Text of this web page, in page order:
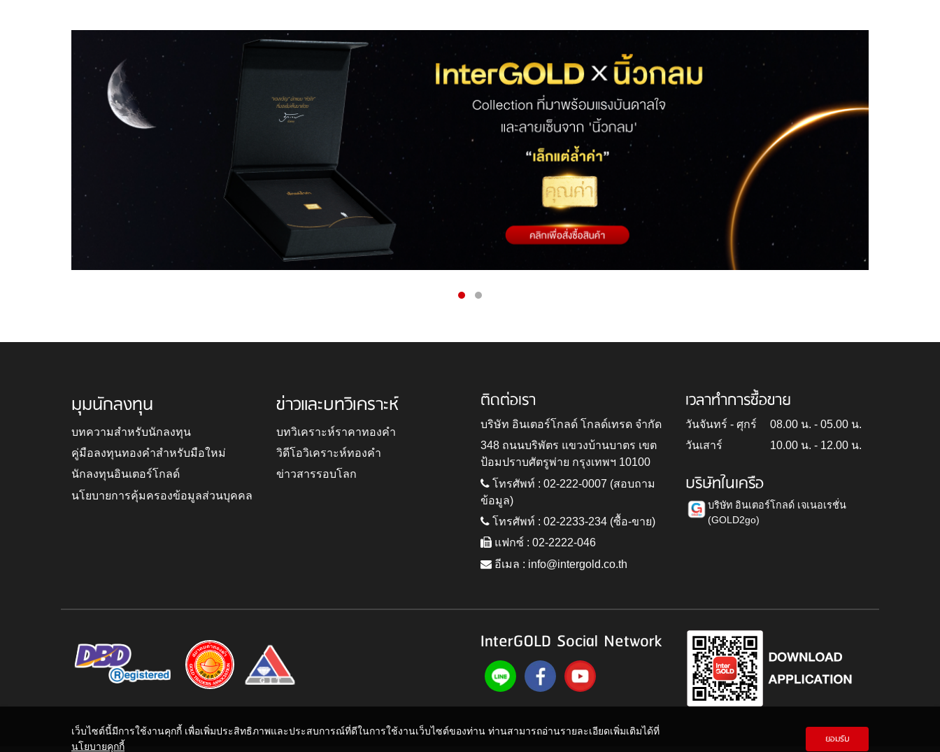
มุมนักลงทุน
บทความสำหรับนักลงทุน
คู่มือลงทุนทองคำสำหรับมือใหม่
นักลงทุนอินเตอร์โกลด์
นโยบายการคุ้มครองข้อมูลส่วนบุคคล
ข่าวและบทวิเคราะห์
บทวิเคราะห์ราคาทองคำ
วิดีโอวิเคราะห์ทองคำ
ข่าวสารรอบโลก
ติดต่อเรา
บริษัท อินเตอร์โกลด์ โกลด์เทรด จำกัด
348 ถนนบริพัตร แขวงบ้านบาตร เขต
ป้อมปราบศัตรูพ่าย กรุงเทพฯ 10100
โทรศัพท์ : 02-222-0007 (สอบถาม
ข้อมูล)
โทรศัพท์ : 02-2233-234 (ซื้อ-ขาย)
แฟกซ์ : 02-2222-046
อีเมล : info@intergold.co.th
เวลาทำการซื้อขาย
วันจันทร์ - ศุกร์
08.00 น. - 05.00 น.
วันเสาร์
10.00 น. - 12.00 น.
บริษัทในเครือ
บริษัท อินเตอร์โกลด์ เจเนอเรชั่น
(GOLD2go)
InterGOLD Social Network
เว็บไซต์นี้มีการใช้งานคุกกี้ เพื่อเพิ่มประสิทธิภาพและประสบการณ์ที่ดีในการใช้งานเว็บไซต์ของท่าน ท่านสามารถอ่านรายละเอียดเพิ่มเติมได้ที่
นโยบายคุกกี้
ยอมรับ